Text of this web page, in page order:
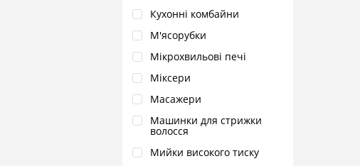
Кухонні комбайни
М'ясорубки
Мікрохвильові печі
Міксери
Масажери
Машинки для стрижки
волосся
Мийки високого тиску